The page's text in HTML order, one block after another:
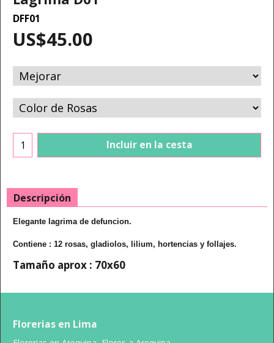
DFF01
US$45.00
Incluir en la cesta
Descripción
Elegante lagrima de defuncion.
Contiene : 12 rosas, gladiolos, lilium, hortencias y follajes.
Tamaño aprox : 70x60
Florerias en Lima